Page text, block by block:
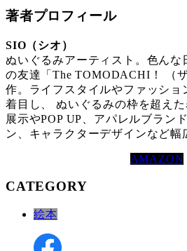
著者プロフィール
SIO（シオ）
ぬいぐるみアーティスト。色んな
の友達「The TOMODACHI！ （
作。ライフスタイルやファッショ
着目し、 ぬいぐるみの枠を超え
展示やPOP UP、アパレルブラン
ン、キャラクターデザインなど幅
AMAZON
CATEGORY
絵本